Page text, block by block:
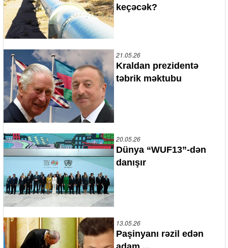
keçəcək?
21.05.26
Kraldan prezidentə
təbrik məktubu
20.05.26
Dünya “WUF13”-dən
danışır
13.05.26
Paşinyanı rəzil edən